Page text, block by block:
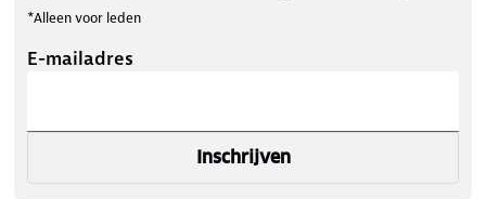
*Alleen voor leden
E-mailadres
Inschrijven